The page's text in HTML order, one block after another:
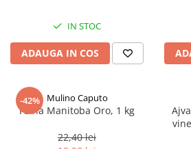
Sare de mare din Marea Nordului
Sare de mare din Oceanele Pacific
si Indian
Portugalia
Sare de roca
Sare speciala
Prajitore paine
Gratare
IN STOC
ADAUGA IN COS
-42% Mulino Caputo
Faina Manitoba Oro, 1 kg
22,40 lei